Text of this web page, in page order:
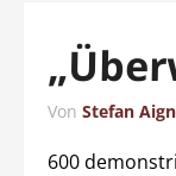
Von Stefan
600